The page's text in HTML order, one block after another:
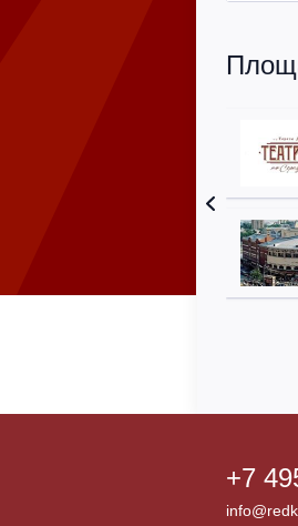
+7